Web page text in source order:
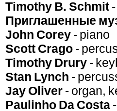
Timothy B. Schmit-
Приглашенные
John Corey- piano
Scott Crago -
Timothy Drury-
Stan Lynch -
Jay Oliver - organ,
Paulinho Da Costa-